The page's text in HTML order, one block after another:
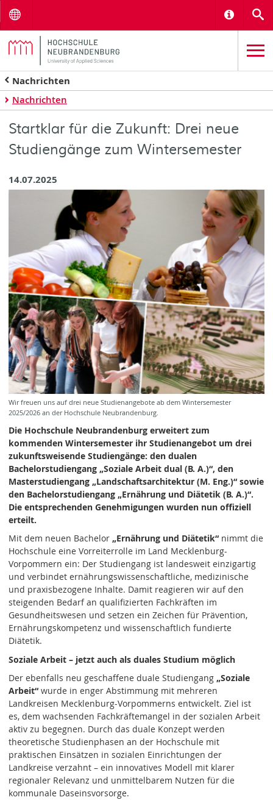
Nachrichten
Nachrichten
Startklar für die Zukunft: Drei neue
Studiengänge zum Wintersemester
14.07.2025
Wir freuen uns auf drei neue Studienangebote ab dem Wintersemester
2025/2026 an der Hochschule Neubrandenburg.
Die Hochschule Neubrandenburg erweitert zum
kommenden Wintersemester ihr Studienangebot um drei
zukunftsweisende Studiengänge: den dualen
Bachelorstudiengang „Soziale Arbeit dual (B. A.)“, den
Masterstudiengang „Landschaftsarchitektur (M. Eng.)“ sowie
den Bachelorstudiengang „Ernährung und Diätetik (B. A.)“.
Die entsprechenden Genehmigungen wurden nun offiziell
erteilt.
Mit dem neuen Bachelor„Ernährung und Diätetik“ nimmt die
Hochschule eine Vorreiterrolle im Land Mecklenburg-
Vorpommern ein: Der Studiengang ist landesweit einzigartig
und verbindet ernährungswissenschaftliche, medizinische
und praxisbezogene Inhalte. Damit reagieren wir auf den
steigenden Bedarf an qualifizierten Fachkräften im
Gesundheitswesen und setzen ein Zeichen für Prävention,
Ernährungskompetenz und wissenschaftlich fundierte
Diätetik.
Soziale Arbeit – jetzt auch als duales Studium möglich
Der ebenfalls neu geschaffene duale Studiengang„Soziale
Arbeit“ wurde in enger Abstimmung mit mehreren
Landkreisen Mecklenburg-Vorpommerns entwickelt. Ziel ist
es, dem wachsenden Fachkräftemangel in der sozialen Arbeit
aktiv zu begegnen. Durch das duale Konzept werden
theoretische Studienphasen an der Hochschule mit
praktischen Einsätzen in sozialen Einrichtungen der
Landkreise verzahnt – ein innovatives Modell mit klarer
regionaler Relevanz und unmittelbarem Nutzen für die
kommunale Daseinsvorsorge.